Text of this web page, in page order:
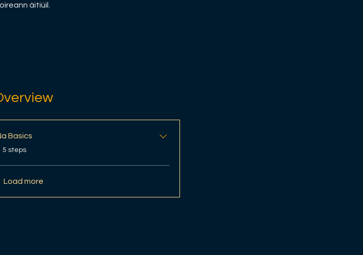
áitiúil.
Basics
.
5 steps
Load more